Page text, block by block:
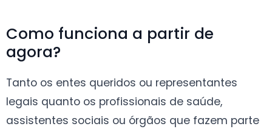
Como funciona a partir de
agora?
Tanto os entes queridos ou representantes
legais quanto os profissionais de saúde,
assistentes sociais ou órgãos que fazem parte